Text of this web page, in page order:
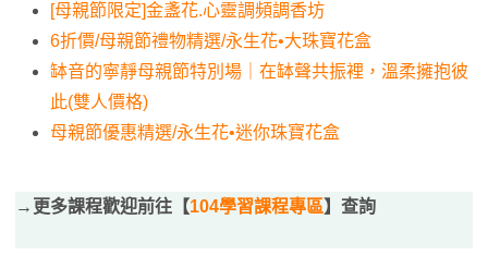
[母親節限定]金盞花.心靈調頻調香坊
6折價/母親節禮物精選/永生花•大珠寶花盒
缽音的寧靜母親節特別場｜在缽聲共振裡，溫柔擁抱彼
此(雙人價格)
母親節優惠精選/永生花•迷你珠寶花盒
→更多課程歡迎前往【104學習課程專區】查詢